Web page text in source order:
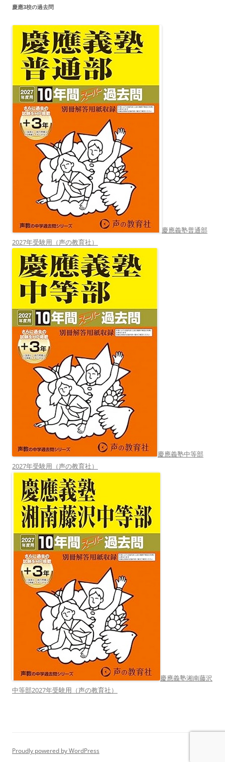
慶應3校の過去問
慶應義塾普通部
2027年受験用（声の教育社）
慶應義塾中等部
2027年受験用（声の教育社）
慶應義塾湘南藤沢
中等部2027年受験用（声の教育社）
Proudly powered by WordPress